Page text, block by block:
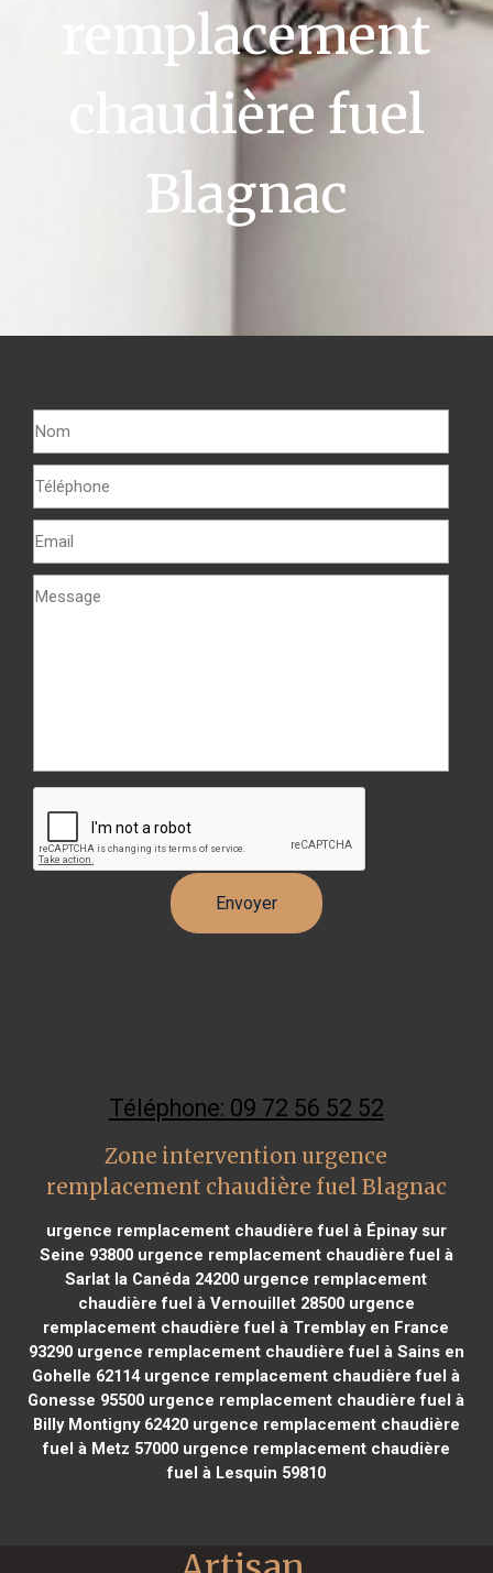
remplacement
chaudière fuel
Blagnac
Téléphone: 09 72 56 52 52
Zone intervention urgence
remplacement chaudière fuel Blagnac
urgence remplacement chaudière fuel à Épinay sur
Seine 93800urgence remplacement chaudière fuel à
Sarlat la Canéda 24200 urgence remplacement
chaudière fuel à Vernouillet 28500urgence
remplacement chaudière fuel à Tremblay en France
93290urgence remplacement chaudière fuel à Sains en
Gohelle 62114urgence remplacement chaudière fuel à
Gonesse 95500 urgence remplacement chaudière fuel à
Billy Montigny 62420urgence remplacement chaudière
fuel à Metz 57000urgence remplacement chaudière
fuel à Lesquin 59810